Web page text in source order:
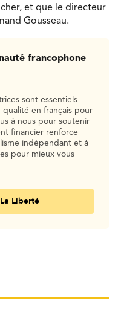
et que le directeur
Gousseau.
francophone
sont essentiels
en français pour
à nous pour soutenir
financier renforce
indépendant et à
pour mieux vous
Liberté